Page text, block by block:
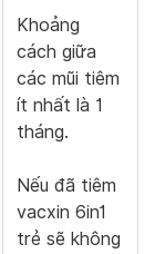
Khoảng
cách giữa
các mũi tiêm
ít nhất là 1
tháng.
Nếu đã tiêm
vacxin 6in1
trẻ sẽ không